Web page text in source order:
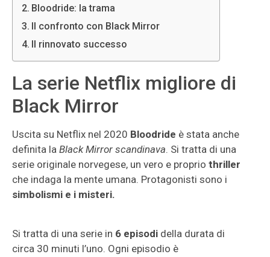
Bloodride: la trama
Il confronto con Black Mirror
Il rinnovato successo
La serie Netflix migliore di
Black Mirror
Uscita su Netflix nel 2020 Bloodride è stata anche
definita la Black Mirror scandinava. Si tratta di una
serie originale norvegese, un vero e proprio thriller
che indaga la mente umana. Protagonisti sono i
simbolismi e i misteri.
Si tratta di una serie in 6 episodi della durata di
circa 30 minuti l’uno. Ogni episodio è